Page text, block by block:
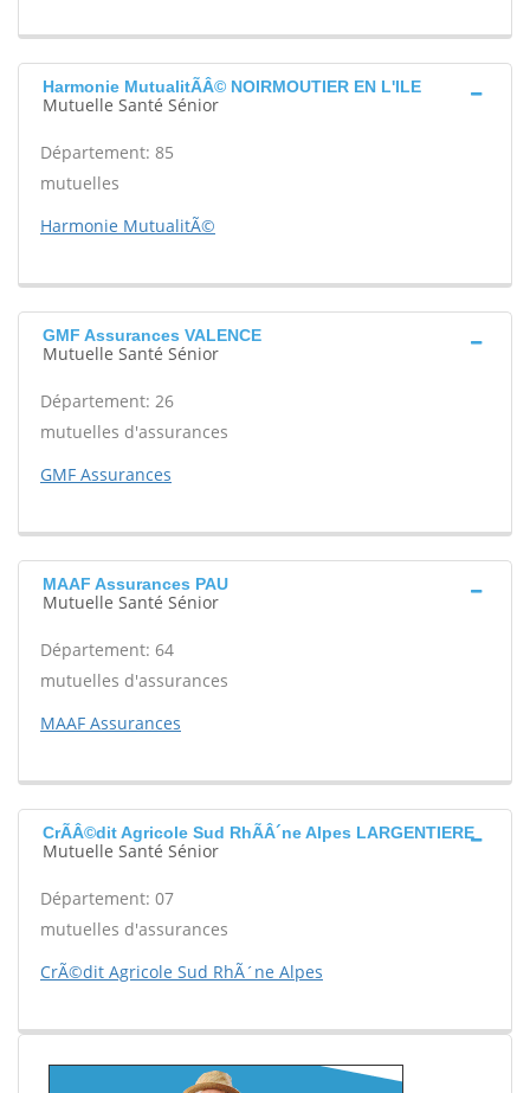
Harmonie MutualitÃÂ© NOIRMOUTIER EN L'ILE
Mutuelle Santé Sénior
Département: 85
mutuelles
Harmonie MutualitÃ©
GMF Assurances VALENCE
Mutuelle Santé Sénior
Département: 26
mutuelles d'assurances
GMF Assurances
MAAF Assurances PAU
Mutuelle Santé Sénior
Département: 64
mutuelles d'assurances
MAAF Assurances
CrÃÂ©dit Agricole Sud RhÃÂ´ne Alpes LARGENTIERE
Mutuelle Santé Sénior
Département: 07
mutuelles d'assurances
CrÃ©dit Agricole Sud RhÃ´ne Alpes